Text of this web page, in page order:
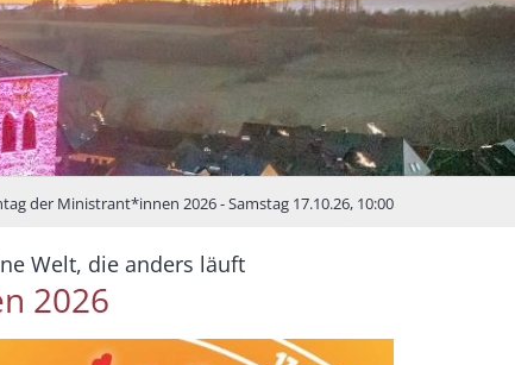
der Ministrant*innen 2026 - Samstag 17.10.26, 10:00
Welt, die anders läuft:
2026